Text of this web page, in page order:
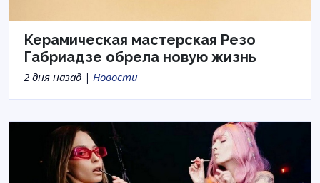
Керамическая мастерская Резо
Габриадзе обрела новую жизнь
2 дня назад | Новости